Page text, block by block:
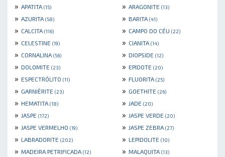
» APATITA (15) » ARAGONITE (13)
» AZURITA (58) » BARITA (41)
» CALCITA (116) » CAMPO DO CÉU (22)
» CELESTINE (19) » CIANITA (14)
» CORNALINA (56) » DIOPSIDE (12)
» DOLOMITE (23) » EPIDOTE (20)
» ESPECTRÓLITO (11) » FLUORITA (25)
» GARNIÈRITE (23) » GOETHITE (26)
» HEMATITA (18) » JADE (20)
» JASPE (172) » JASPE VERDE (20)
» JASPE VERMELHO (19) » JASPE ZEBRA (27)
» LABRADORITE (202) » LEPIDOLITE (10)
» MADEIRA PETRIFICADA (12) » MALAQUITA (13)